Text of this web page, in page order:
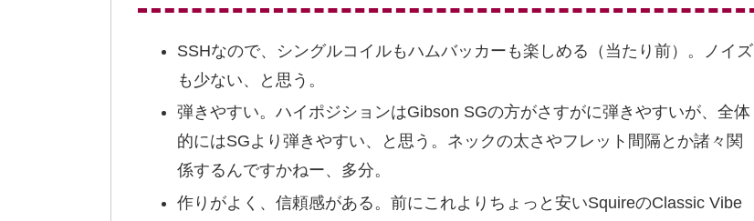
SSHなので、シングルコイルもハムバッカーも楽しめる（当たり前）。ノイズ
も少ない、と思う。
弾きやすい。ハイポジションはGibson SGの方がさすがに弾きやすいが、全体
的にはSGより弾きやすい、と思う。ネックの太さやフレット間隔とか諸々関
係するんですかねー、多分。
作りがよく、信頼感がある。前にこれよりちょっと安いSquireのClassic Vibe